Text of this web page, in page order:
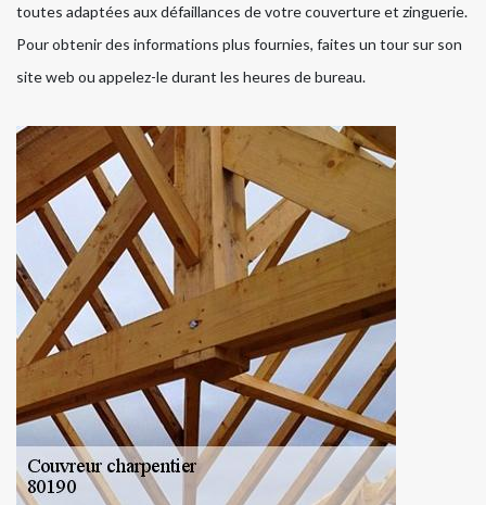
toutes adaptées aux défaillances de votre couverture et zinguerie.
Pour obtenir des informations plus fournies, faites un tour sur son
site web ou appelez-le durant les heures de bureau.